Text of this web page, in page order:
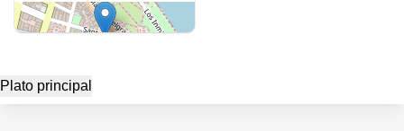
Plato principal